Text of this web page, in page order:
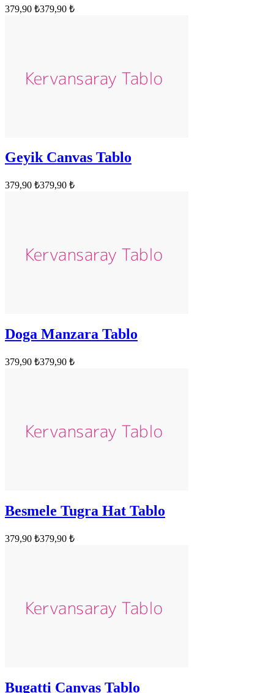
379,90 ₺379,90 ₺
Geyik Canvas Tablo
379,90 ₺379,90 ₺
Doga Manzara Tablo
379,90 ₺379,90 ₺
Besmele Tugra Hat Tablo
379,90 ₺379,90 ₺
Bugatti Canvas Tablo